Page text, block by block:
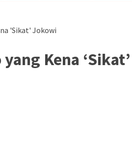
'Sikat' Jokowi
Kena